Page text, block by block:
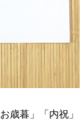
歳暮」「内祝」